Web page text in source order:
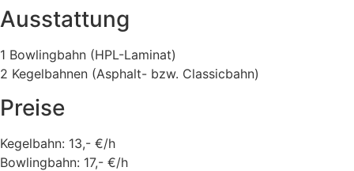
Ausstattung
1 Bowlingbahn (HPL-Laminat)
2 Kegelbahnen (Asphalt- bzw. Classicbahn)
Preise
Kegelbahn: 13,- €/h
Bowlingbahn: 17,- €/h